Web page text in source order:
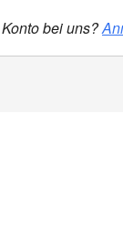
bei uns?